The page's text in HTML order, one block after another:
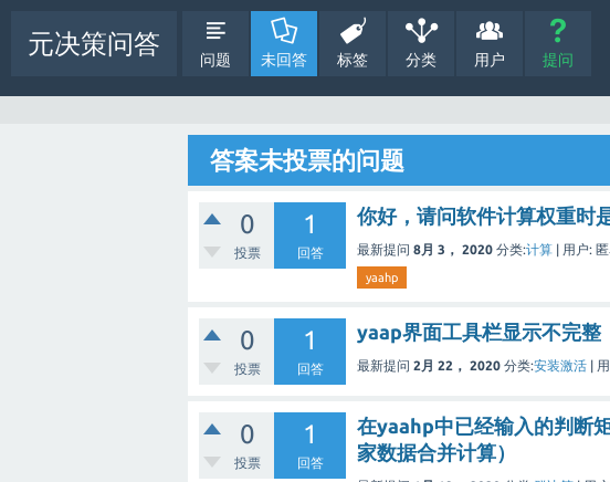
元决策问答
问题 未回答 标签 分类 用户 提问
答案未投票的问题
0
投票
1
回答
你好，请问软件计算权重时
最新提问 8月 3， 2020 分类:计算 | 用户: 匿
yaahp
0
投票
1
回答
yaap界面工具栏显示不完整
最新提问 2月 22， 2020 分类:安装激活 |
0
投票
1
回答
在yaahp中已经输入的判断
家数据合并计算）